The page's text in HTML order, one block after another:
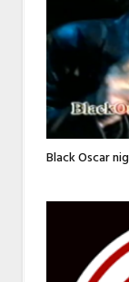
Black Oscar